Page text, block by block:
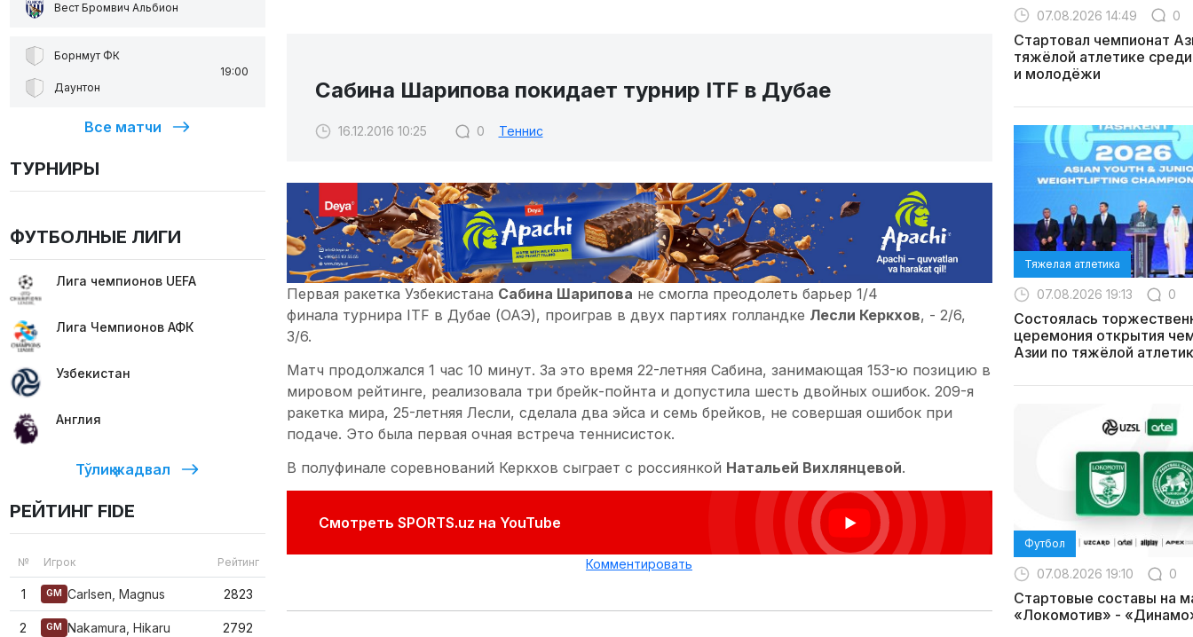
Вест Бромвич Альбион
Борнмут ФК
Даунтон
19:00
Все матчи
ТУРНИРЫ
ФУТБОЛНЫЕ ЛИГИ
Лига чемпионов UEFA
Лига Чемпионов АФК
Узбекистан
Англия
Тўлиқ жадвал
РЕЙТИНГ FIDE
№ Игрок Рейтинг
1 GM Carlsen, Magnus 2823
2 GM Nakamura, Hikaru 2792
Сабина Шарипова покидает турнир ITF в Дубае
16.12.2016 10:25 0 Теннис
Первая ракетка Узбекистана Сабина Шарипова не смогла преодолеть барьер 1/4
финала турнира ITF в Дубае (ОАЭ), проиграв в двух партиях голландке Лесли Керкхов, - 2/6,
3/6.
Матч продолжался 1 час 10 минут. За это время 22-летняя Сабина, занимающая 153-ю позицию в
мировом рейтинге, реализовала три брейк-пойнта и допустила шесть двойных ошибок. 209-я
ракетка мира, 25-летняя Лесли, сделала два эйса и семь брейков, не совершая ошибок при
подаче. Это была первая очная встреча теннисисток.
В полуфинале соревнований Керкхов сыграет с россиянкой Натальей Вихлянцевой.
Смотреть SPORTS.uz на YouTube
Комментировать
07.08.2026 14:49 0
Стартовал чемпионат
тяжёлой атлетике
и молодёжи
Тяжелая атлетика
07.08.2026 19:13 0
Состоялась
церемония открытия
Азии по тяжёлой
Футбол
07.08.2026 19:10 0
Стартовые составы на
«Локомотив» -